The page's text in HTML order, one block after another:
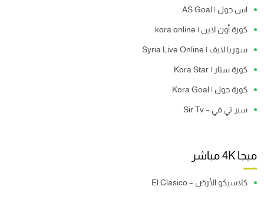
اس جول | AS Goal
كورة أون لاين | kora online
سوريا لايف | Syria Live Online
كورة ستار | Kora Star
كورة جول | Kora Goal
سير تي في – Sir Tv
ميجا 4K مباشر
كلاسيكو الأرض – El Clasico